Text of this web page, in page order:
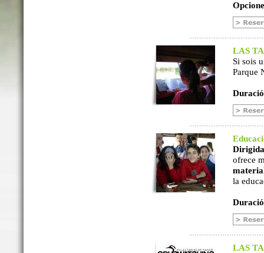
LAS
Si sois
Parque
ofrece
la
LAS